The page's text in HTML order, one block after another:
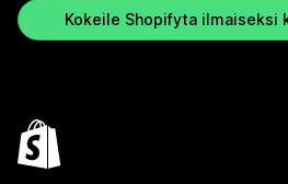
Kokeile Shopifyta ilmaiseksi